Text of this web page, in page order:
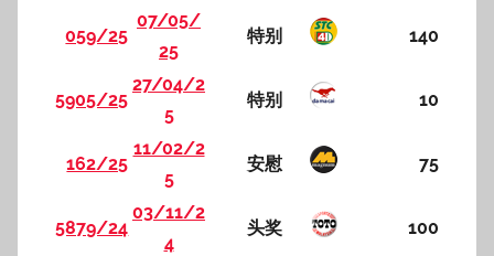
059/25
07/05/
25
特别 140
5905/25
27/04/2
5
特别 10
162/25
11/02/2
5
安慰 75
5879/24
03/11/2
4
头奖 100